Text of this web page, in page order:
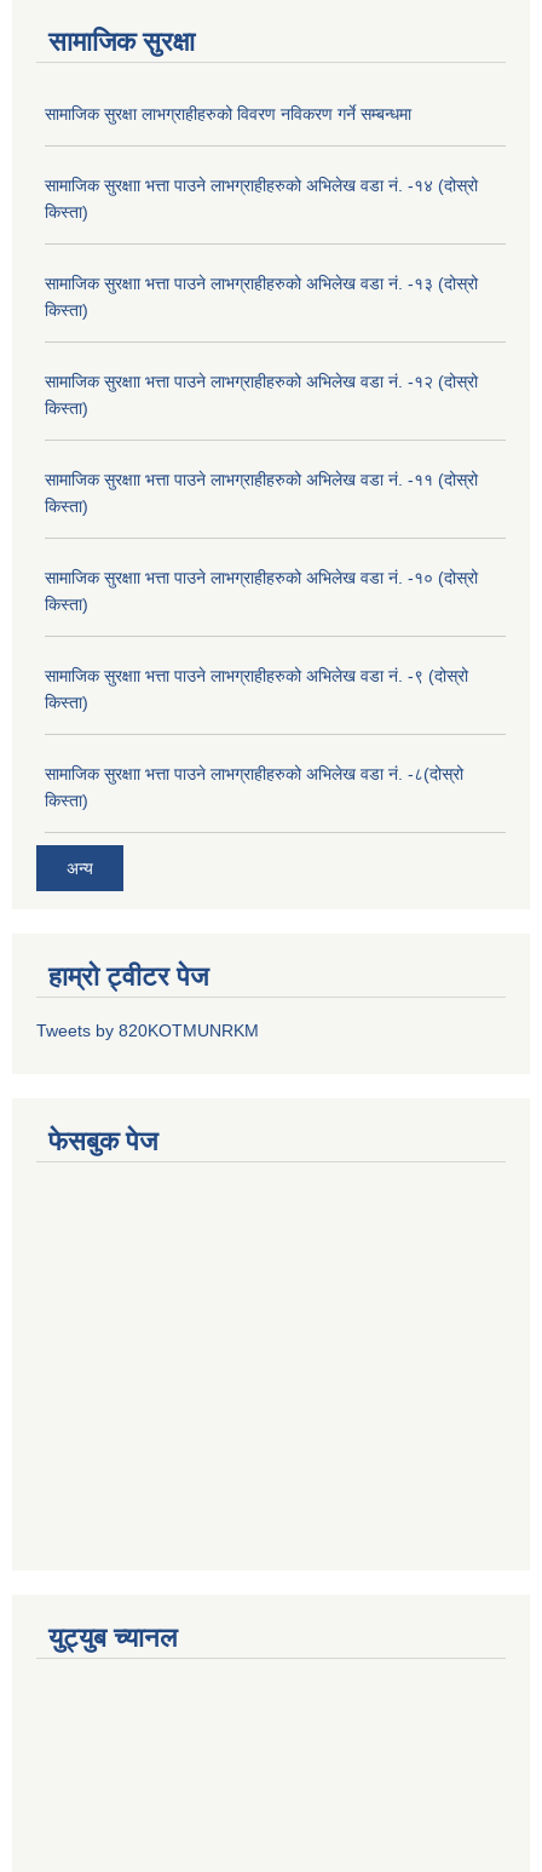
सामाजिक सुरक्षा
सामाजिक सुरक्षा लाभग्राहीहरुको विवरण नविकरण गर्ने सम्बन्धमा
सामाजिक सुरक्षाा भत्ता पाउने लाभग्राहीहरुको अभिलेख वडा नं. -१४ (दोस्रो
किस्ता)
सामाजिक सुरक्षाा भत्ता पाउने लाभग्राहीहरुको अभिलेख वडा नं. -१३ (दोस्रो
किस्ता)
सामाजिक सुरक्षाा भत्ता पाउने लाभग्राहीहरुको अभिलेख वडा नं. -१२ (दोस्रो
किस्ता)
सामाजिक सुरक्षाा भत्ता पाउने लाभग्राहीहरुको अभिलेख वडा नं. -११ (दोस्रो
किस्ता)
सामाजिक सुरक्षाा भत्ता पाउने लाभग्राहीहरुको अभिलेख वडा नं. -१० (दोस्रो
किस्ता)
सामाजिक सुरक्षाा भत्ता पाउने लाभग्राहीहरुको अभिलेख वडा नं. -९ (दोस्रो
किस्ता)
सामाजिक सुरक्षाा भत्ता पाउने लाभग्राहीहरुको अभिलेख वडा नं. -८(दोस्रो
किस्ता)
अन्य
हाम्रो ट्वीटर पेज
Tweets by 820KOTMUNRKM
फेसबुक पेज
युट्युब च्यानल